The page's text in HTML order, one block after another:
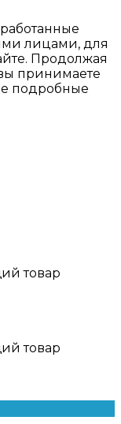
лицами, для
Продолжая
принимаете
подробные
товар
товар